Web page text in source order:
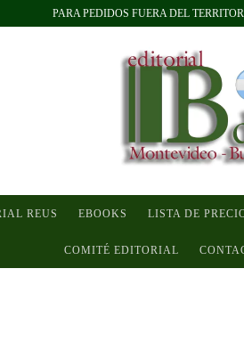
PARA PEDIDOS FUERA DEL
REUS EBOOKS LISTA DE
COMITÉ EDITORIAL